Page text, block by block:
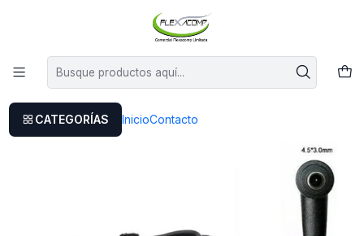
CATEGORÍAS InicioContacto
Este es el texto del slide